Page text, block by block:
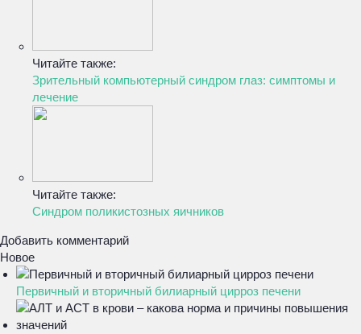
Читайте также:
Зрительный компьютерный синдром глаз: симптомы и
лечение
Читайте также:
Синдром поликистозных яичников
Добавить комментарий
Новое
Первичный и вторичный билиарный цирроз печени